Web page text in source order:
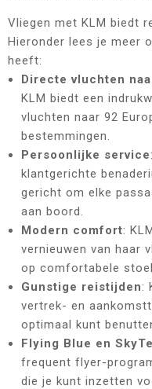
Vliegen met KLM biedt
Hieronder lees je meer
heeft:
Directe vluchten
KLM biedt een
vluchten naar 92
bestemmingen.
Persoonlijke service
klantgerichte
gericht om elke
aan boord.
Modern comfort:
vernieuwen van haar
op comfortabele
Gunstige reistijden:
vertrek- en
optimaal kunt
Flying Blue en
frequent flyer-
die je kunt inzetten